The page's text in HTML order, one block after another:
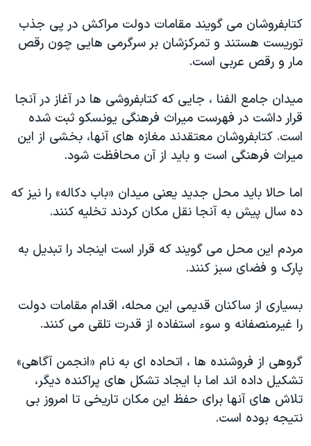
کتابفروشان می گویند مقامات دولت مراکش در پی جذب
توریست هستند و تمرکزشان بر سرگرمی هایی چون رقص
مار و رقص عربی است.
میدان جامع الفنا ، جایی که کتابفروشی ها در آغاز در آنجا
قرار داشت در فهرست میراث فرهنگی یونسکو ثبت شده
است. کتابفروشان معتقدند مغازه های آنها، بخشی از این
میراث فرهنگی است و باید از آن محافظت شود.
اما حالا باید محل جدید یعنی میدان «باب دکاله» را نیز که
ده سال پیش به آنجا نقل مکان کردند تخلیه کنند.
مردم این محل می گویند که قرار است اینجاد را تبدیل به
پارک و فضای سبز کنند.
بسیاری از ساکنان قدیمی این محله، اقدام مقامات دولت
را غیرمنصفانه و سوء استفاده از قدرت تلقی می کنند.
گروهی از فروشنده ها ، اتحاده ای به نام «انجمن آگاهی»
تشکیل داده اند اما با ایجاد تشکل های پراکنده دیگر،
تلاش های آنها برای حفظ این مکان تاریخی تا امروز بی
نتیجه بوده است.